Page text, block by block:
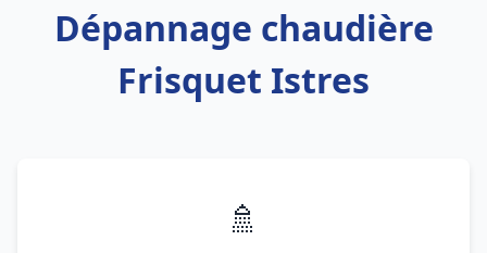
Dépannage chaudière
Frisquet Istres
🚿